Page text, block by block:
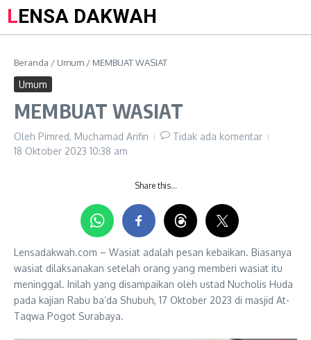
LENSA DAKWAH
Beranda / Umum / MEMBUAT WASIAT
Umum
MEMBUAT WASIAT
Oleh Pimred, Muchamad Arifin
Tidak ada komentar
18 Oktober 2023 10:38 am
Share this…
Lensadakwah.com – Wasiat adalah pesan kebaikan. Biasanya
wasiat dilaksanakan setelah orang yang memberi wasiat itu
meninggal. Inilah yang disampaikan oleh ustad Nucholis Huda
pada kajian Rabu ba’da Shubuh, 17 Oktober 2023 di masjid At-
Taqwa Pogot Surabaya.